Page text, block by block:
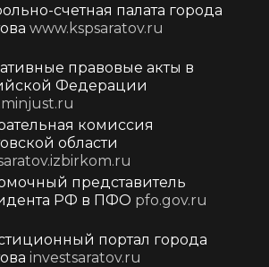
счетная палата города
www.kspsaratov.ru
правовые акты в
Федерации
комиссия
области
представитель
РФ в ПФО pfo.gov.ru
портал города
investsaratov.ru